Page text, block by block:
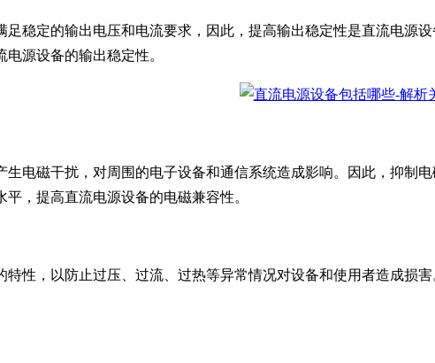
足稳定的输出电压和电流要求，因此，提高输出稳定性是直流电源
源设备的输出稳定性。
生电磁干扰，对周围的电子设备和通信系统造成影响。因此，抑制
，提高直流电源设备的电磁兼容性。
特性，以防止过压、过流、过热等异常情况对设备和使用者造成损